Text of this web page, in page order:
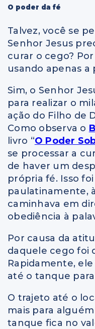
O poder da fé
Talvez, você se
Senhor Jesus
curar o cego?
usando apenas a
Sim, o Senhor
para realizar o
ação do Filho de
Como observa o
livro “O Poder
se processar a
de haver um
própria fé. Isso
paulatinamente,
caminhava em
obediência à
Por causa da
daquele cego foi
Rapidamente,
até o tanque
O trajeto até o
mais para
tanque fica no